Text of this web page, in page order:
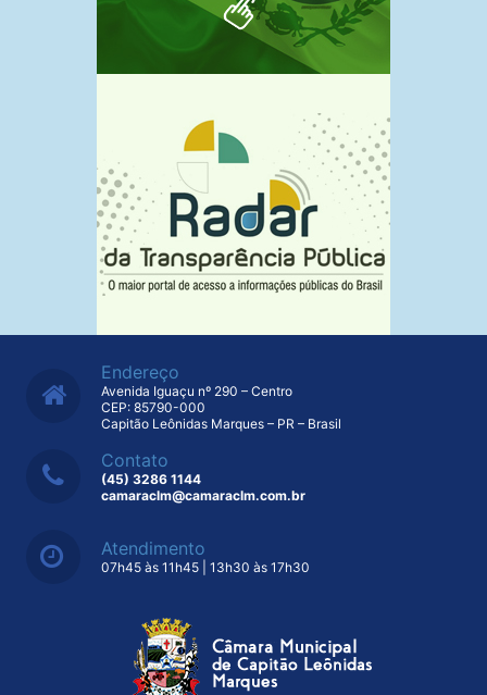
Endereço
Avenida Iguaçu nº 290 – Centro
CEP: 85790-000
Capitão Leônidas Marques – PR – Brasil
Contato
(45) 3286 1144
camaraclm@camaraclm.com.br
Atendimento
07h45 às 11h45 | 13h30 às 17h30